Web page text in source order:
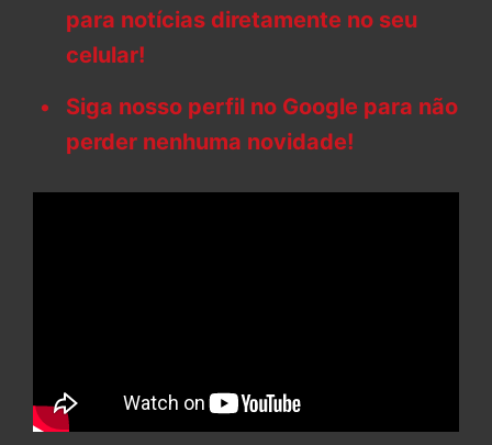
para notícias diretamente no seu
celular!
Siga nosso perfil no Google para não
perder nenhuma novidade!